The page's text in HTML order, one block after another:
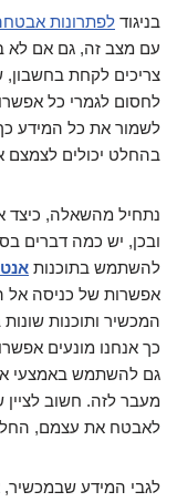
בניגוד לפתרונות
עם מצב זה, גם אם לא
צריכים לקחת בחשבון,
לחסום לגמרי כל
לשמור את כל המידע
בהחלט יכולים לצמצם
נתחיל מהשאלה, כיצד
ובכן, יש כמה דברים
להשתמש בתוכנות
אפשרות של כניסה אל
המכשיר ותוכנות
כך אנחנו מונעים
גם להשתמש באמצעי
מעבר לזה. חשוב
לאבטח את עצמם, החל
לגבי המידע שבמכשיר,